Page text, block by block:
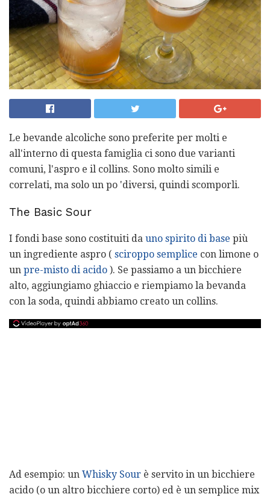
Le bevande alcoliche sono preferite per molti e
all'interno di questa famiglia ci sono due varianti
comuni, l'aspro e il collins. Sono molto simili e
correlati, ma solo un po 'diversi, quindi scomporli.
The Basic Sour
I fondi base sono costituiti da uno spirito di base più
un ingrediente aspro ( sciroppo semplice con limone o
un pre-misto di acido ). Se passiamo a un bicchiere
alto, aggiungiamo ghiaccio e riempiamo la bevanda
con la soda, quindi abbiamo creato un collins.
Ad esempio: un Whisky Sour è servito in un bicchiere
acido (o un altro bicchiere corto) ed è un semplice mix